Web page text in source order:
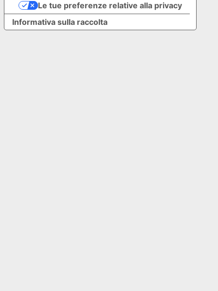
Informativa sulla raccolta
Le tue preferenze relative alla privacy